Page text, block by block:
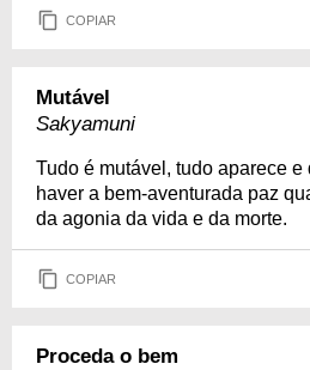
COPIAR
Mutável
Sakyamuni
Tudo é mutável, tudo aparece
haver a bem-aventurada paz
da agonia da vida e da morte.
COPIAR
Proceda o bem